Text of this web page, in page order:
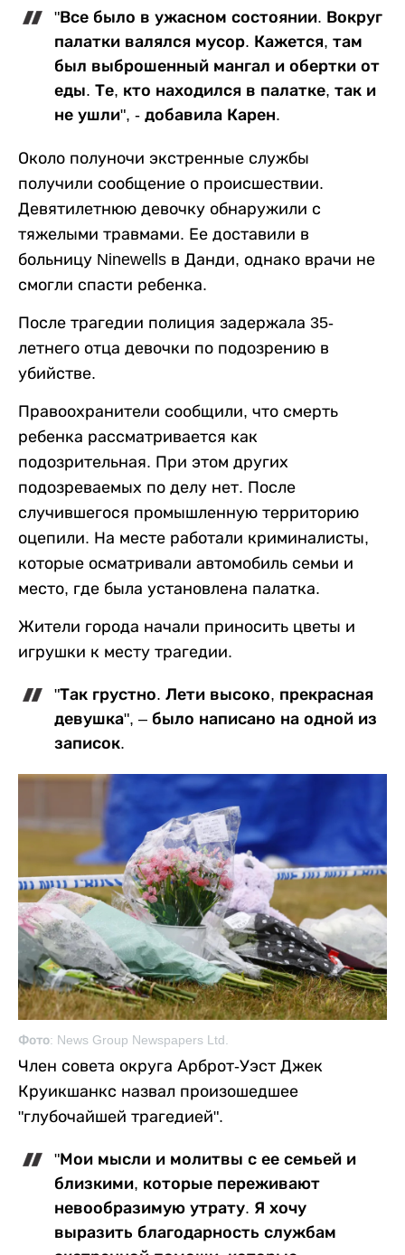
"Все было в ужасном состоянии. Вокруг
палатки валялся мусор. Кажется, там
был выброшенный мангал и обертки от
еды. Те, кто находился в палатке, так и
не ушли", - добавила Карен.
Около полуночи экстренные службы
получили сообщение о происшествии.
Девятилетнюю девочку обнаружили с
тяжелыми травмами. Ее доставили в
больницу Ninewells в Данди, однако врачи не
смогли спасти ребенка.
После трагедии полиция задержала 35-
летнего отца девочки по подозрению в
убийстве.
Правоохранители сообщили, что смерть
ребенка рассматривается как
подозрительная. При этом других
подозреваемых по делу нет. После
случившегося промышленную территорию
оцепили. На месте работали криминалисты,
которые осматривали автомобиль семьи и
место, где была установлена палатка.
Жители города начали приносить цветы и
игрушки к месту трагедии.
"Так грустно. Лети высоко, прекрасная
девушка", – было написано на одной из
записок.
Фото: News Group Newspapers Ltd.
Член совета округа Арброт-Уэст Джек
Круикшанкс назвал произошедшее
"глубочайшей трагедией".
"Мои мысли и молитвы с ее семьей и
близкими, которые переживают
невообразимую утрату. Я хочу
выразить благодарность службам